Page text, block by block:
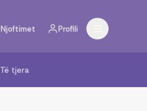
Njoftimet Profili
Të tjera